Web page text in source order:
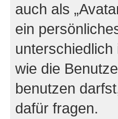
auch als
ein
wie die
benutzen
dafür fragen.